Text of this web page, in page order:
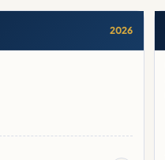
2026